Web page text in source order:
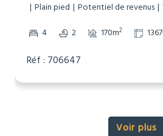
Plain pied
Potentiel de revenus
4
2 170m2
Réf : 706647
Voir plus